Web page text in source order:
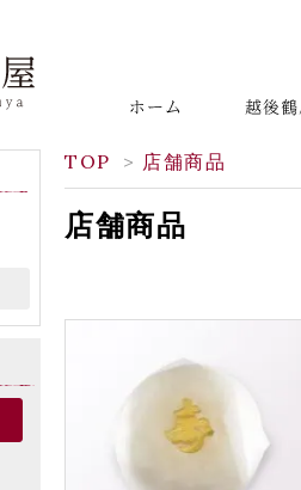
TOP > 店舗商品
店舗商品